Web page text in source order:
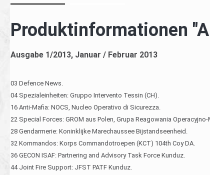
Produktinformationen
Ausgabe 1/2013, Januar / Februar 2013
03 Defence News.
04 Spezialeinheiten: Gruppo Intervento Tessin (CH).
16 Anti-Mafia: NOCS, Nucleo Operativo di Sicurezza.
22 Special Forces: GROM aus Polen, Grupa Reagowania
28 Gendarmerie: Koninklijke Marechaussee Bijstandseenheid.
32 Kommandos: Korps Commandotroepen (KCT) 104th Coy DA.
36 GECON ISAF: Partnering and Advisory Task Force Kunduz.
44 Joint Fire Support: JFST PATF Kunduz.